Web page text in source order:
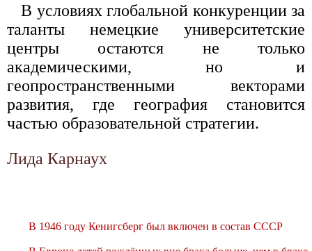
В условиях глобальной конкуренции за
таланты немецкие университетские
центры остаются не только
академическими, но и
геопространственными векторами
развития, где география становится
частью образовательной стратегии.
Лида Карнаух
В 1946 году Кенигсберг был включен в состав СССР